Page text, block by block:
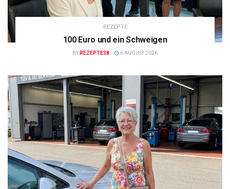
REZEPTE
100 Euro und ein Schweigen
BY REZEPTE38 6 AUGUST 2026